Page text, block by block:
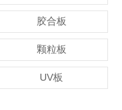
胶合板
颗粒板
UV板